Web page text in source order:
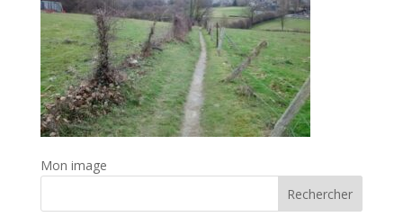
Mon image